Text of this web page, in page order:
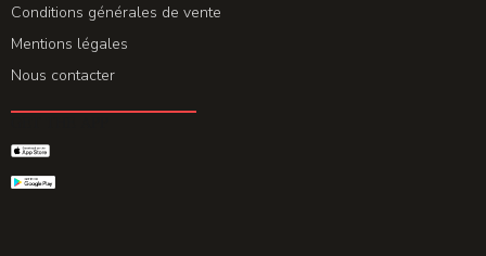
Conditions générales de vente
Mentions légales
Nous contacter